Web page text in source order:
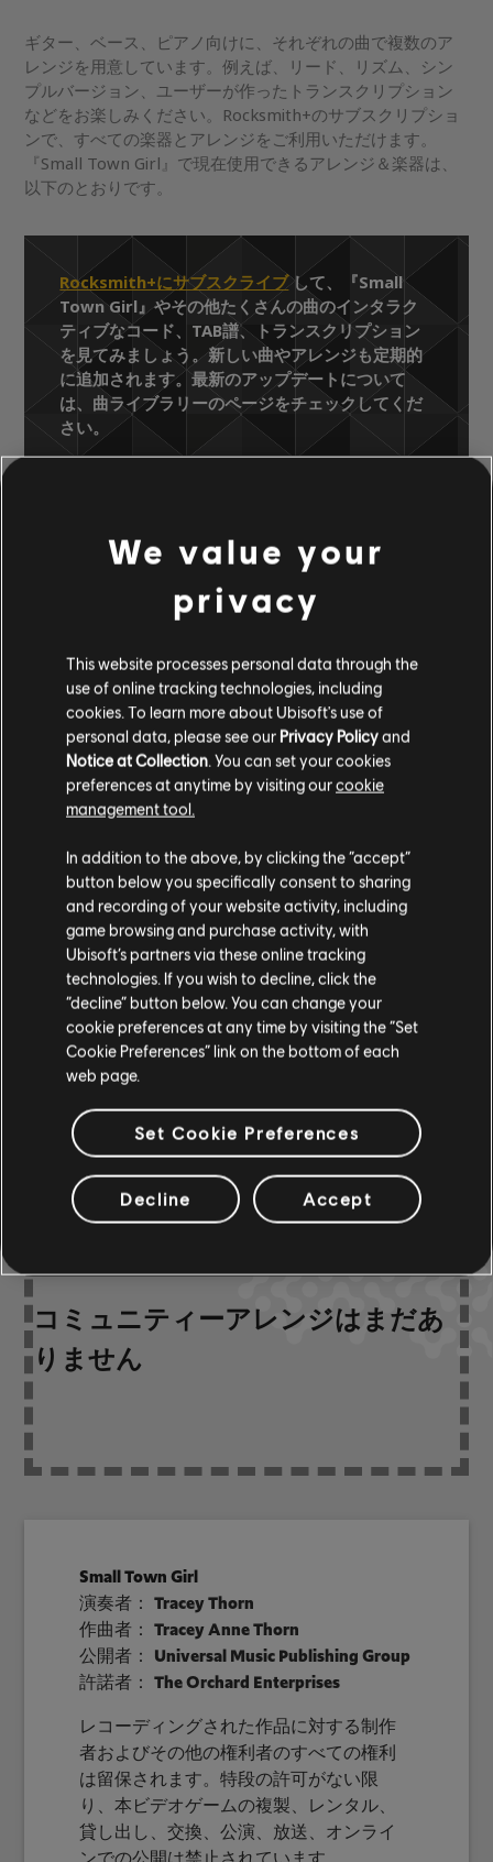
ギター、ベース、ピアノ向けに、それぞれの曲で複数のア
レンジを用意しています。例えば、リード、リズム、シン
プルバージョン、ユーザーが作ったトランスクリプション
などをお楽しみください。Rocksmith+のサブスクリプショ
ンで、すべての楽器とアレンジをご利用いただけます。
『Small Town Girl』で現在使用できるアレンジ＆楽器は、
以下のとおりです。
Rocksmith+にサブスクライブして、『Small
Town Girl』やその他たくさんの曲のインタラク
ティブなコード、TAB譜、トランスクリプション
を見てみましょう。新しい曲やアレンジも定期的
に追加されます。最新のアップデートについて
は、曲ライブラリーのページをチェックしてくだ
さい。
曲ライブラリー
アーティスト（A～Z）
Tracey Thorn
A Distant Shore
Small Town Girl
承認済みのアレンジ
楽器 / アレンジの種類 承認 クリエイター
コードチャート
R+ Team &
ARCHI
ベースチャート ARCHI
コミュニティーアレン
ジ
コミュニティーアレンジはまだあ
りません
Small Town Girl
演奏者： Tracey Thorn
作曲者： Tracey Anne Thorn
公開者： Universal Music Publishing Group
許諾者： The Orchard Enterprises
レコーディングされた作品に対する制作
者およびその他の権利者のすべての権利
は留保されます。特段の許可がない限
り、本ビデオゲームの複製、レンタル、
貸し出し、交換、公演、放送、オンライ
We value your
privacy
This website processes personal data through the
use of online tracking technologies, including
cookies. To learn more about Ubisoft's use of
personal data, please see our Privacy Policyand
Notice at Collection . You can set your cookies
preferences at anytime by visiting ourcookie
management tool.
In addition to the above, by clicking the “accept”
button below you specifically consent to sharing
and recording of your website activity, including
game browsing and purchase activity, with
Ubisoft’s partners via these online tracking
technologies. If you wish to decline, click the
“decline” button below. You can change your
cookie preferences at any time by visiting the “Set
Cookie Preferences” link on the bottom of each
web page.
Set Cookie Preferences
Decline Accept